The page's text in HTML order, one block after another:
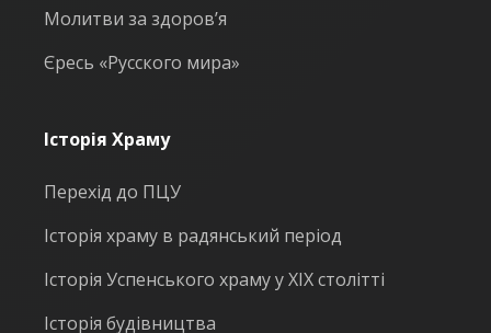
Молитви за здоров’я
Єресь «Русского мира»
Історія Храму
Перехід до ПЦУ
Історія храму в радянський період
Історія Успенського храму у ХІХ столітті
Історія будівництва